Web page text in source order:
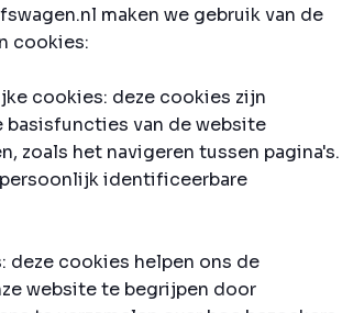
maken we gebruik van de
cookies:
cookies: deze cookies zijn
basisfuncties van de website
zoals het navigeren tussen pagina's.
persoonlijk identificeerbare
deze cookies helpen ons de
website te begrijpen door